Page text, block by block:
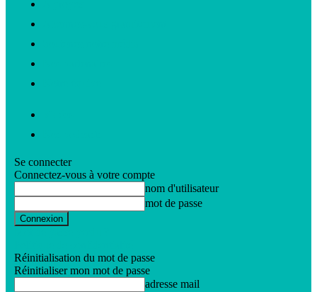
Se connecter
Connectez-vous à votre compte
nom d'utilisateur
mot de passe
Réinitialisation du mot de passe
Réinitialiser mon mot de passe
adresse mail